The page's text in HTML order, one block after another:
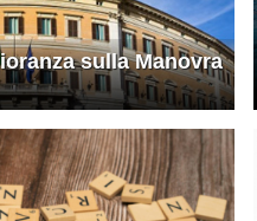
sulla Manovra